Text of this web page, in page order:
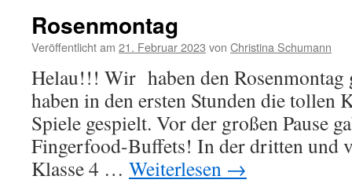
Rosenmontag
Veröffentlicht am 21. Februar 2023 von Christina Schumann
Helau!!! Wir haben den Rosenmontag
haben in den ersten Stunden die tollen
Spiele gespielt. Vor der großen Pause
Fingerfood-Buffets! In der dritten und
Klasse 4 … Weiterlesen →